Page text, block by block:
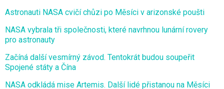
Astronauti NASA cvičí chůzi po Měsíci v arizonské poušti
NASA vybrala tři společnosti, které navrhnou lunární rovery
pro astronauty
Začíná další vesmírný závod. Tentokrát budou soupeřit
Spojené státy a Čína
NASA odkládá mise Artemis. Další lidé přistanou na Měsíci